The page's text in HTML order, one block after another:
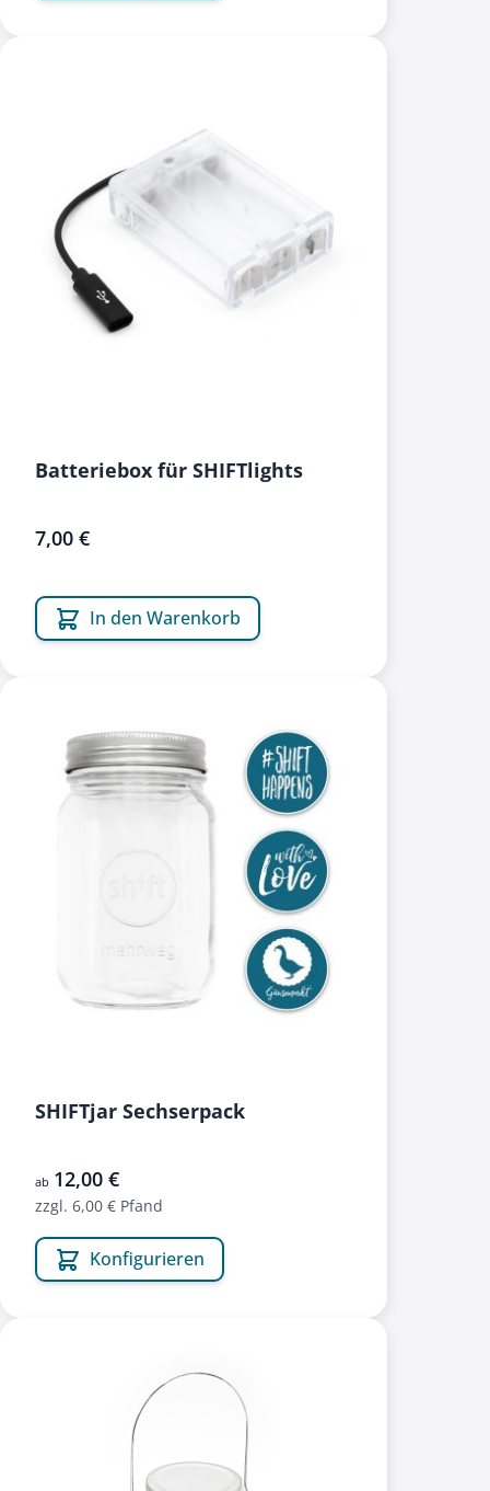
Batteriebox für SHIFTlights
7,00 €
In den Warenkorb
SHIFTjar Sechserpack
ab 12,00 €
zzgl. 6,00 € Pfand
Konfigurieren